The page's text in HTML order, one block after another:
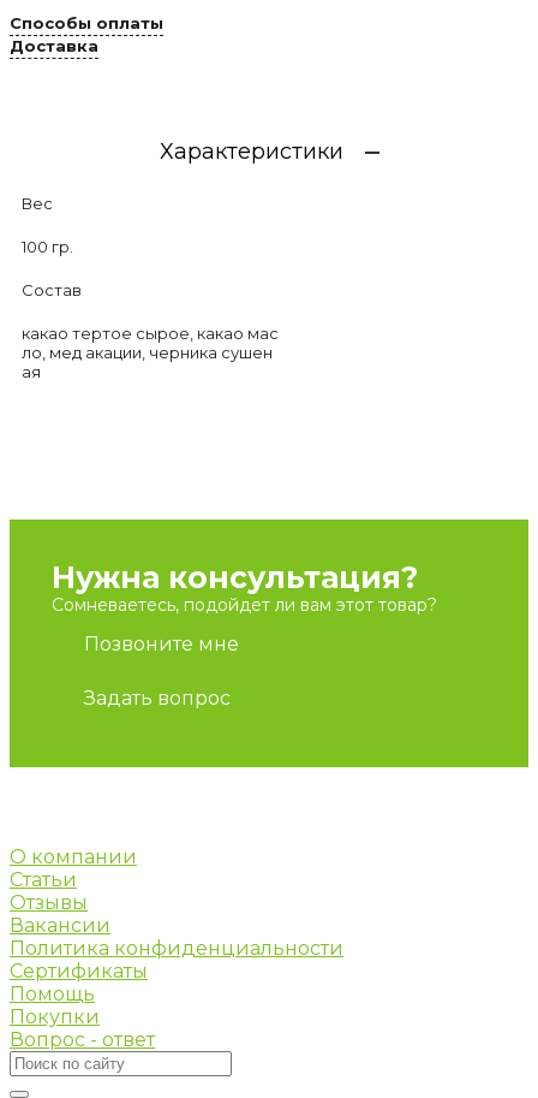
Способы оплаты
Доставка
Характеристики
Вес
100 гр.
Состав
какао тертое сырое, какао мас
ло, мед акации, черника сушен
ая
Нужна консультация?
Сомневаетесь, подойдет ли вам этот товар?
Позвоните мне
Задать вопрос
О компании
Статьи
Отзывы
Вакансии
Политика конфиденциальности
Сертификаты
Помощь
Покупки
Вопрос - ответ